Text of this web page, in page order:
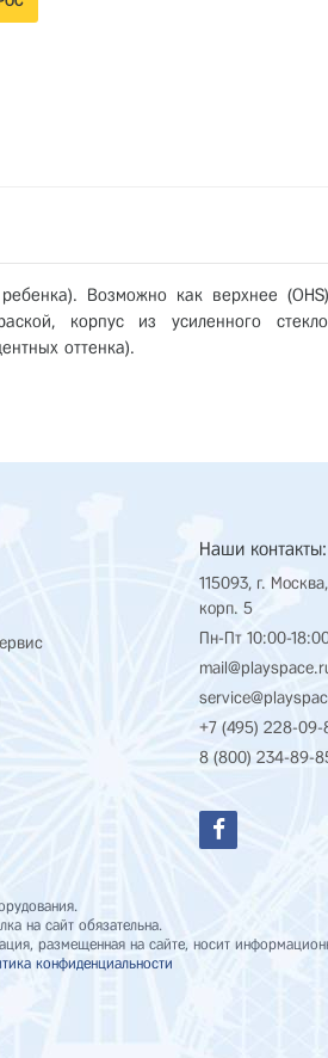
Возможно как верхнее
корпус из усиленного
оттенка).
Наши контакты:
115093, г.
корп. 5
Пн-Пт 10:00-
+7 (495) 228-09-
8 (800) 234-89-
на сайт обязательна.
размещенная на сайте, носит
конфиденциальности